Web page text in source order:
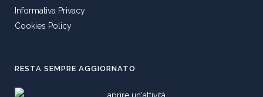
Informativa Privacy
Cookies Policy
RESTA SEMPRE AGGIORNATO